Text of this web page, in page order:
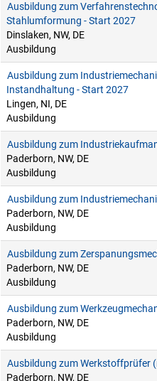
Ausbildung zum
Stahlumformung - Start 2027
Dinslaken, NW, DE
Ausbildung
Ausbildung zum
Instandhaltung - Start 2027
Lingen, NI, DE
Ausbildung
Ausbildung zum
Paderborn, NW, DE
Ausbildung
Ausbildung zum
Paderborn, NW, DE
Ausbildung
Ausbildung zum
Paderborn, NW, DE
Ausbildung
Ausbildung zum
Paderborn, NW, DE
Ausbildung
Ausbildung zum Werkstoffprüfer
Paderborn, NW, DE